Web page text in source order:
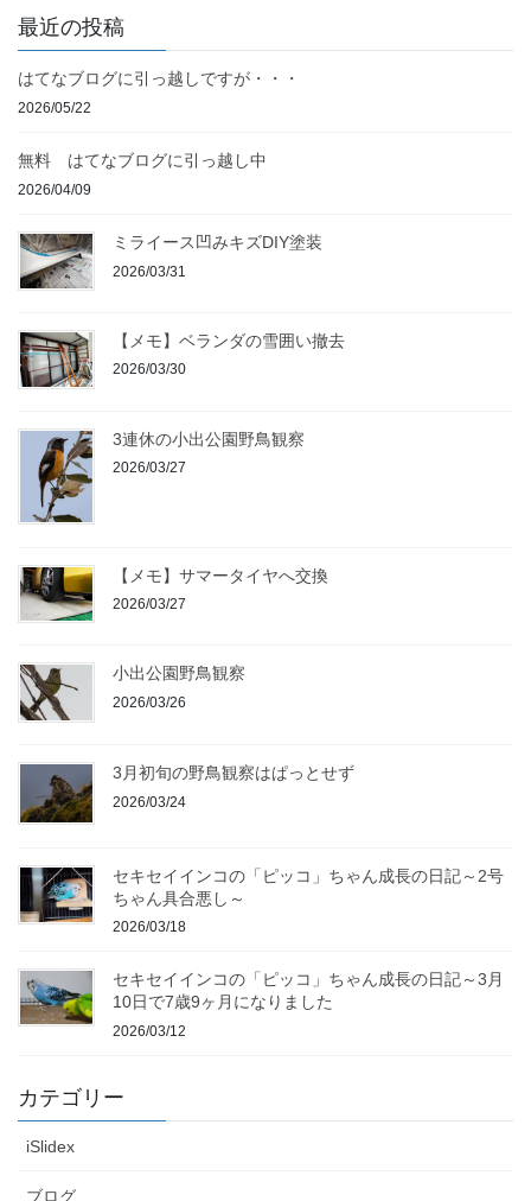
最近の投稿
はてなブログに引っ越しですが・・・
2026/05/22
無料 はてなブログに引っ越し中
2026/04/09
ミライース凹みキズDIY塗装
2026/03/31
【メモ】ベランダの雪囲い撤去
2026/03/30
3連休の小出公園野鳥観察
2026/03/27
【メモ】サマータイヤへ交換
2026/03/27
小出公園野鳥観察
2026/03/26
3月初旬の野鳥観察はぱっとせず
2026/03/24
セキセイインコの「ピッコ」ちゃん成長の日記～2号
ちゃん具合悪し～
2026/03/18
セキセイインコの「ピッコ」ちゃん成長の日記～3月
10日で7歳9ヶ月になりました
2026/03/12
カテゴリー
iSlidex
ブログ